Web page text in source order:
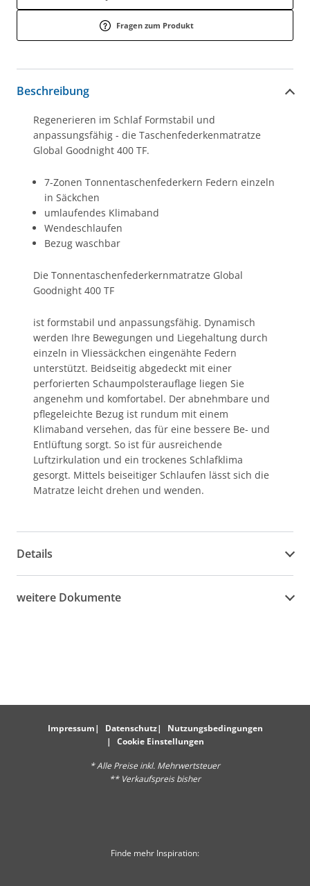
Fragen zum Produkt
Beschreibung
Regenerieren im Schlaf Formstabil und
anpassungsfähig - die Taschenfederkenmatratze
Global Goodnight 400 TF.
7-Zonen Tonnentaschenfederkern Federn einzeln
in Säckchen
umlaufendes Klimaband
Wendeschlaufen
Bezug waschbar
Die Tonnentaschenfederkernmatratze Global
Goodnight 400 TF
ist formstabil und anpassungsfähig. Dynamisch
werden Ihre Bewegungen und Liegehaltung durch
einzeln in Vliessäckchen eingenähte Federn
unterstützt. Beidseitig abgedeckt mit einer
perforierten Schaumpolsterauflage liegen Sie
angenehm und komfortabel. Der abnehmbare und
pflegeleichte Bezug ist rundum mit einem
Klimaband versehen, das für eine bessere Be- und
Entlüftung sorgt. So ist für ausreichende
Luftzirkulation und ein trockenes Schlafklima
gesorgt. Mittels beiseitiger Schlaufen lässt sich die
Matratze leicht drehen und wenden.
Details
weitere Dokumente
Impressum Datenschutz
Nutzungsbedingungen
Cookie Einstellungen
* Alle Preise inkl. Mehrwertsteuer
** Verkaufspreis bisher
Finde mehr Inspiration: